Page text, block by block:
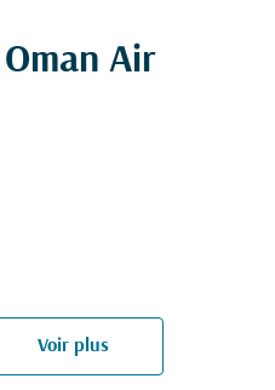
Air
Voir plus